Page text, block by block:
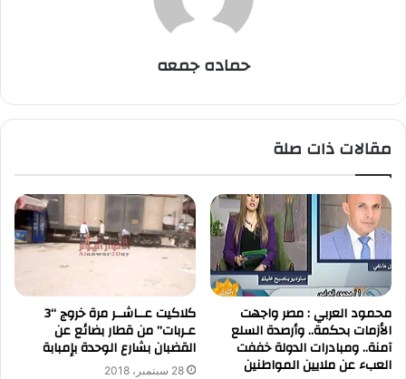
حماده جمعه
مقالات ذات صلة
محمود العربي : مصر واجهت
الأزمات بحكمة.. وأرصدة السلع
آمنة.. ومبادرات الدولة خففت
العبء عن ملايين المواطنين
كلاكيت عــاشــر مرة خروج “3
عـربات” من قطار بضائع عن
القضبان بشارع الوحدة بإمبابة
28 سبتمبر، 2018